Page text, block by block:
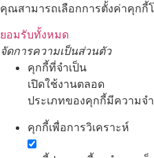
คุณสามารถเลือกการตั้งค่าคุกกี้
ยอมรับทั้งหมด
จัดการความเป็นส่วนตัว
คุกกี้ที่จำเป็น
เปิดใช้งานตลอด
ประเภทของคุกกี้มีความจ
คุกกี้เพื่อการวิเคราะห์